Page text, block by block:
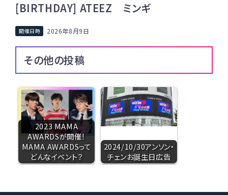
[BIRTHDAY] ATEEZ ミンギ
2026年8月9日
その他の投稿
2023 MAMA
AWARDSが開催！
MAMA AWARDSって
どんなイベント？
2024/10/30アンソン・
チェンお誕生日広告